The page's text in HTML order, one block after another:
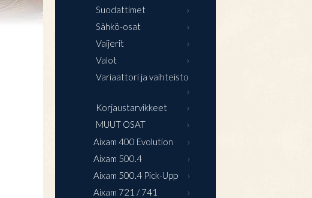
Suodattimet
Sähkö-osat
Vaijerit
Valot
Variaattori ja vaihteisto
Korjaustarvikkeet
MUUT OSAT
Aixam 400 Evolution
Aixam 500.4
Aixam 500.4 Pick-Upp
Aixam 721 / 741